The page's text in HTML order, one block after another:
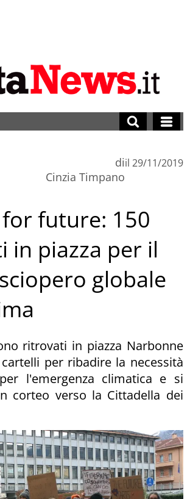
di
Cinzia Timpano
il 29/11/2019
future: 150
in piazza per il
globale
ritrovati in piazza Narbonne
per ribadire la necessità
l'emergenza climatica e si
corteo verso la Cittadella dei